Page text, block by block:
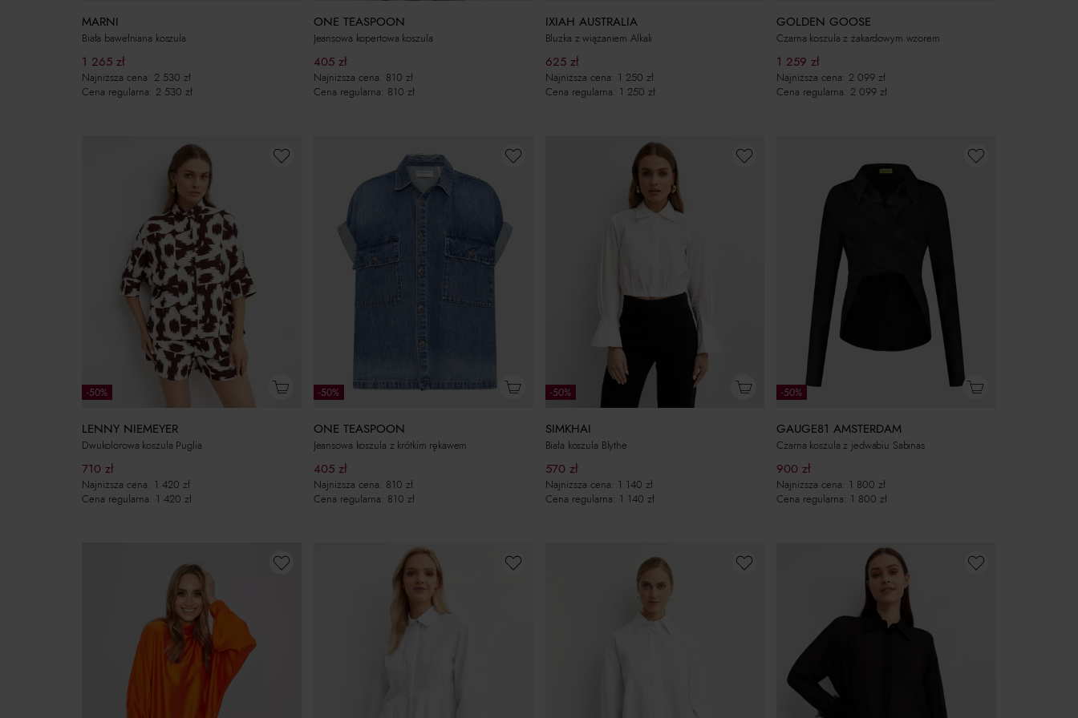
MARNI
Biała bawełniana koszula
1 265 zł
Najniższa cena: 2 530 zł
Cena regularna: 2 530 zł
ONE TEASPOON
Jeansowa kopertowa koszula
405 zł
Najniższa cena: 810 zł
Cena regularna: 810 zł
IXIAH AUSTRALIA
Bluzka z wiązaniem Alkali
625 zł
Najniższa cena: 1 250 zł
Cena regularna: 1 250 zł
GOLDEN GOOSE
Czarna koszula z żakardowym wzorem
1 259zł
Najniższa cena: 2 099zł
Cena regularna: 2 099zł
-50%
LENNY NIEMEYER
Dwukolorowa koszula Puglia
710 zł
Najniższa cena: 1 420 zł
Cena regularna: 1 420 zł
-50%
ONE TEASPOON
Jeansowa koszula z krótkim rękawem
405 zł
Najniższa cena: 810 zł
Cena regularna: 810 zł
-50%
SIMKHAI
Biała koszula Blythe
570 zł
Najniższa cena: 1 140 zł
Cena regularna: 1 140 zł
-50%
GAUGE81 AMSTERDAM
Czarna koszula z jedwabiu Sabinas
900zł
Najniższa cena: 1 800zł
Cena regularna: 1 800zł